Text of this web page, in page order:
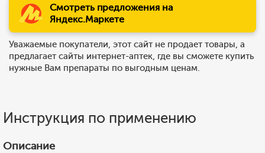
Смотреть предложения на
Яндекс.Маркете
Уважаемые покупатели, этот сайт не продает товары, а
предлагает сайты интернет-аптек, где вы сможете купить
нужные Вам препараты по выгодным ценам.
Инструкция по применению
Описание